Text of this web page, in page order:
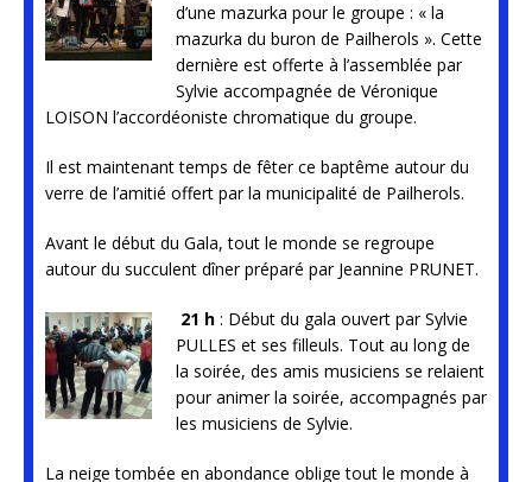
d’une mazurka pour le groupe : « la
mazurka du buron de Pailherols ». Cette
dernière est offerte à l’assemblée par
Sylvie accompagnée de Véronique
LOISON l’accordéoniste chromatique du groupe.
Il est maintenant temps de fêter ce baptême autour du
verre de l’amitié offert par la municipalité de Pailherols.
Avant le début du Gala, tout le monde se regroupe
autour du succulent dîner préparé par Jeannine PRUNET.
21 h : Début du gala ouvert par Sylvie
PULLES et ses filleuls. Tout au long de
la soirée, des amis musiciens se relaient
pour animer la soirée, accompagnés par
les musiciens de Sylvie.
La neige tombée en abondance oblige tout le monde à